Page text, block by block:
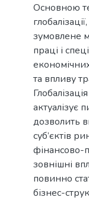
Основною
глобалізації,
зумовлене
праці і
та впливу
актуалізує
дозволить
суб’єктів
фінансово-
зовнішні
повинно
бізнес-